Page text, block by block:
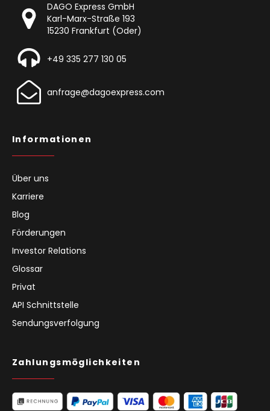
DAGO Express GmbH
Karl-Marx-Straße 193
15230 Frankfurt (Oder)
+49 335 277 130 05
anfrage@dagoexpress.com
Informationen
Über uns
Karriere
Blog
Förderungen
Investor Relations
Glossar
Privat
API Schnittstelle
Sendungsverfolgung
Zahlungsmöglichkeiten